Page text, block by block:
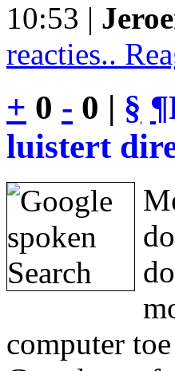
10:53 |
reacties..
+ 0 - 0 | § ¶
luistert
computer